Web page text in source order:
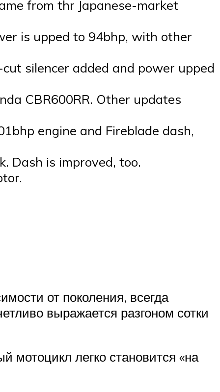
from thr Japanese-market
is upped to 94bhp, with other
silencer added and power upped
CBR600RR. Other updates
engine and Fireblade dash,
Dash is improved, too.
от поколения, всегда
выражается разгоном сотки
мотоцикл легко становится «на